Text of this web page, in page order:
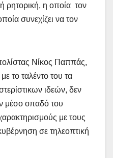
ρητορική, η οποία τον
συνεχίζει να τον
Νίκος Παππάς,
το ταλέντο του τα
ιδεών, δεν
μέσο οπαδό του
με τους
σε τηλεοπτική